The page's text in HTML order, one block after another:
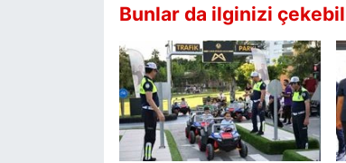
Bunlar da ilginizi